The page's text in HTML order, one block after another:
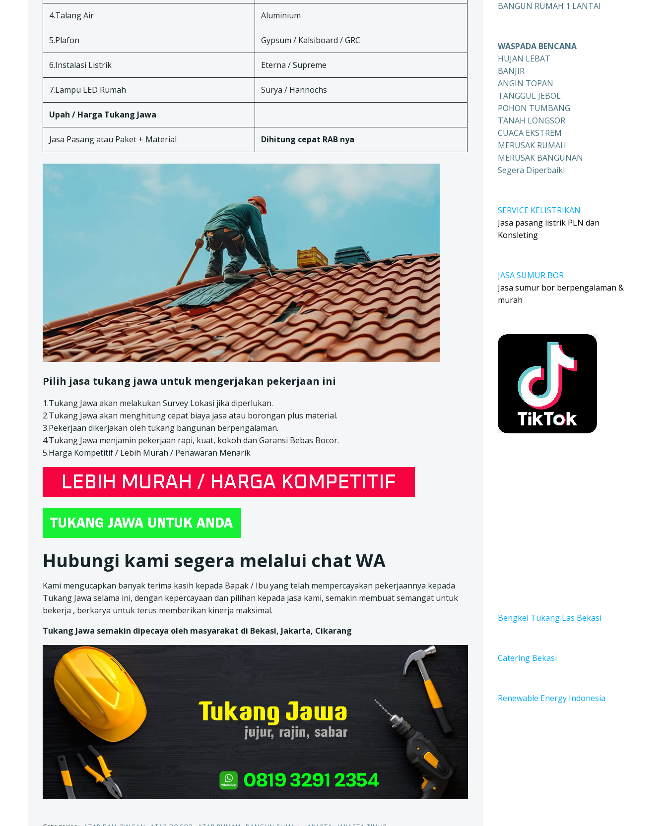
4.Talang Air Aluminium
5.Plafon Gypsum / Kalsiboard / GRC
6.Instalasi Listrik Eterna / Supreme
7.Lampu LED Rumah Surya / Hannochs
Upah / Harga Tukang Jawa
Jasa Pasang atau Paket + Material Dihitung cepat RAB nya
Pilih jasa tukang jawa untuk mengerjakan pekerjaan ini
1.Tukang Jawa akan melakukan Survey Lokasi jika diperlukan.
2.Tukang Jawa akan menghitung cepat biaya jasa atau borongan plus material.
3.Pekerjaan dikerjakan oleh tukang bangunan berpengalaman.
4.Tukang Jawa menjamin pekerjaan rapi, kuat, kokoh dan Garansi Bebas Bocor.
5.Harga Kompetitif / Lebih Murah / Penawaran Menarik
Hubungi kami segera melalui chat WA
Kami mengucapkan banyak terima kasih kepada Bapak / Ibu yang telah mempercayakan pekerjaannya kepada
Tukang Jawa selama ini, dengan kepercayaan dan pilihan kepada jasa kami, semakin membuat semangat untuk
bekerja , berkarya untuk terus memberikan kinerja maksimal.
Tukang Jawa semakin dipecaya oleh masyarakat di Bekasi, Jakarta, Cikarang
BANGUN RUMAH 1 LANTAI
WASPADA BENCANA
HUJAN LEBAT
BANJIR
ANGIN TOPAN
TANGGUL JEBOL
POHON TUMBANG
TANAH LONGSOR
CUACA EKSTREM
MERUSAK RUMAH
MERUSAK BANGUNAN
Segera Diperbaiki
SERVICE KELISTRIKAN
Jasa pasang listrik PLN dan
Konsleting
JASA SUMUR BOR
Jasa sumur bor berpengalaman &
murah
Bengkel Tukang Las Bekasi
Catering Bekasi
Renewable Energy Indonesia